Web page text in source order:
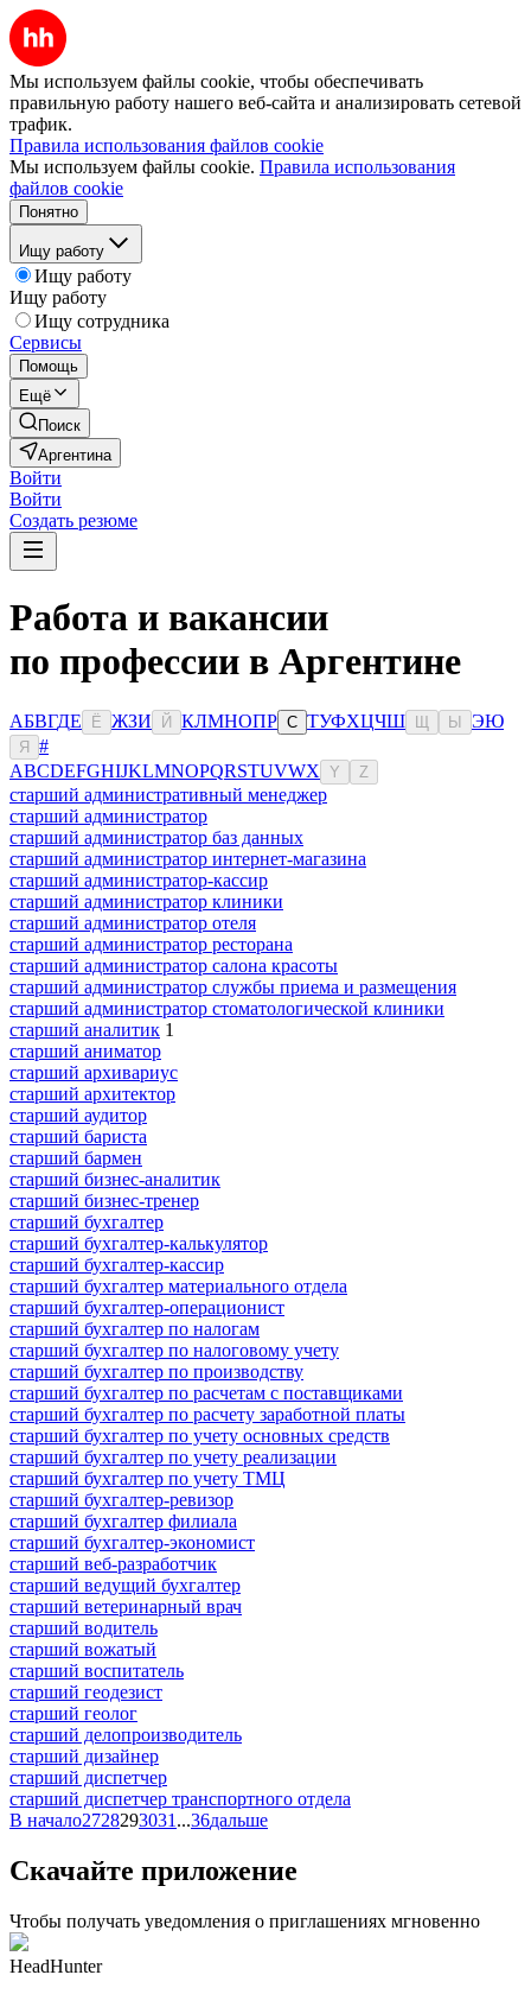
Мы используем файлы cookie, чтобы обеспечивать
правильную работу нашего веб-сайта и анализировать сетевой
трафик.
Правила использования файлов cookie
Мы используем файлы cookie. Правила использования
файлов cookie
Понятно
Ищу работу
Ищу работу
Ищу работу
Ищу сотрудника
Сервисы
Помощь
Ещё
Поиск
Аргентина
Войти
Войти
Создать резюме
Работа и вакансии
по профессии в Аргентине
АБВГДЕ Ё ЖЗИ Й КЛМНОПР С ТУФХЦЧШ Ы ЭЮ
Я
#
ABCDEFGHIJKLMNOPQRSTUVWX Y Z
старший административный менеджер
старший администратор
старший администратор баз данных
старший администратор интернет-магазина
старший администратор-кассир
старший администратор клиники
старший администратор отеля
старший администратор ресторана
старший администратор салона красоты
старший администратор службы приема и размещения
старший администратор стоматологической клиники
старший аналитик 1
старший аниматор
старший архивариус
старший архитектор
старший аудитор
старший бариста
старший бармен
старший бизнес-аналитик
старший бизнес-тренер
старший бухгалтер
старший бухгалтер-калькулятор
старший бухгалтер-кассир
старший бухгалтер материального отдела
старший бухгалтер-операционист
старший бухгалтер по налогам
старший бухгалтер по налоговому учету
старший бухгалтер по производству
старший бухгалтер по расчетам с поставщиками
старший бухгалтер по расчету заработной платы
старший бухгалтер по учету основных средств
старший бухгалтер по учету реализации
старший бухгалтер по учету ТМЦ
старший бухгалтер-ревизор
старший бухгалтер филиала
старший бухгалтер-экономист
старший веб-разработчик
старший ведущий бухгалтер
старший ветеринарный врач
старший водитель
старший вожатый
старший воспитатель
старший геодезист
старший геолог
старший делопроизводитель
старший дизайнер
старший диспетчер
старший диспетчер транспортного отдела
В начало2728293031 ...36дальше
Скачайте приложение
Чтобы получать уведомления о приглашениях мгновенно
HeadHunter